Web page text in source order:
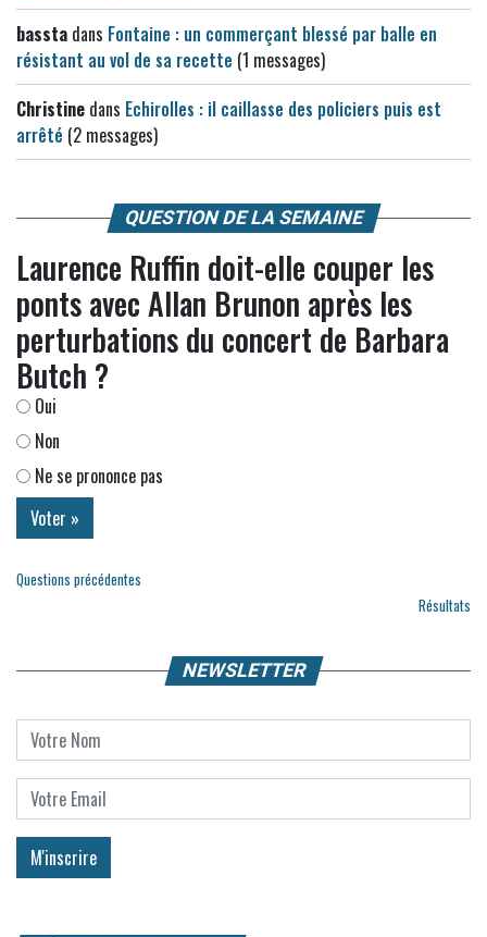
bassta dans Fontaine : un commerçant blessé par balle en
résistant au vol de sa recette (1 messages)
Christine dans Echirolles : il caillasse des policiers puis est
arrêté (2 messages)
QUESTION DE LA SEMAINE
Laurence Ruffin doit-elle couper les
ponts avec Allan Brunon après les
perturbations du concert de Barbara
Butch ?
Oui
Non
Ne se prononce pas
Questions précédentes
Résultats
NEWSLETTER